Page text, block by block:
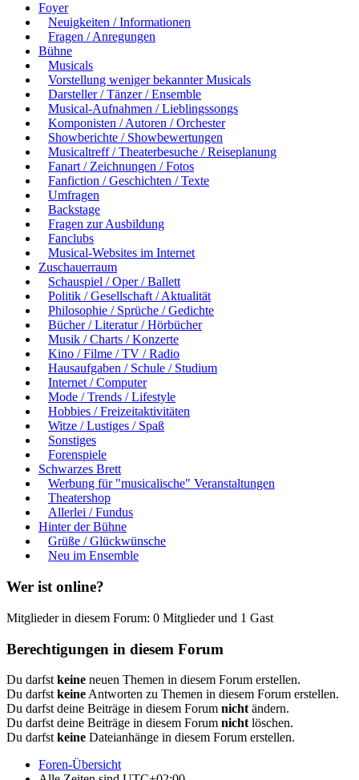
Foyer
Neuigkeiten / Informationen
Fragen / Anregungen
Bühne
Musicals
Vorstellung weniger bekannter Musicals
Darsteller / Tänzer / Ensemble
Musical-Aufnahmen / Lieblingssongs
Komponisten / Autoren / Orchester
Showberichte / Showbewertungen
Musicaltreff / Theaterbesuche / Reiseplanung
Fanart / Zeichnungen / Fotos
Fanfiction / Geschichten / Texte
Umfragen
Backstage
Fragen zur Ausbildung
Fanclubs
Musical-Websites im Internet
Zuschauerraum
Schauspiel / Oper / Ballett
Politik / Gesellschaft / Aktualität
Philosophie / Sprüche / Gedichte
Bücher / Literatur / Hörbücher
Musik / Charts / Konzerte
Kino / Filme / TV / Radio
Hausaufgaben / Schule / Studium
Internet / Computer
Mode / Trends / Lifestyle
Hobbies / Freizeitaktivitäten
Witze / Lustiges / Spaß
Sonstiges
Forenspiele
Schwarzes Brett
Werbung für "musicalische" Veranstaltungen
Theatershop
Allerlei / Fundus
Hinter der Bühne
Grüße / Glückwünsche
Neu im Ensemble
Wer ist online?
Mitglieder in diesem Forum: 0 Mitglieder und 1 Gast
Berechtigungen in diesem Forum
Du darfst keine neuen Themen in diesem Forum erstellen.
Du darfst keine Antworten zu Themen in diesem Forum erstellen.
Du darfst deine Beiträge in diesem Forum nicht ändern.
Du darfst deine Beiträge in diesem Forum nicht löschen.
Du darfst keine Dateianhänge in diesem Forum erstellen.
Foren-Übersicht